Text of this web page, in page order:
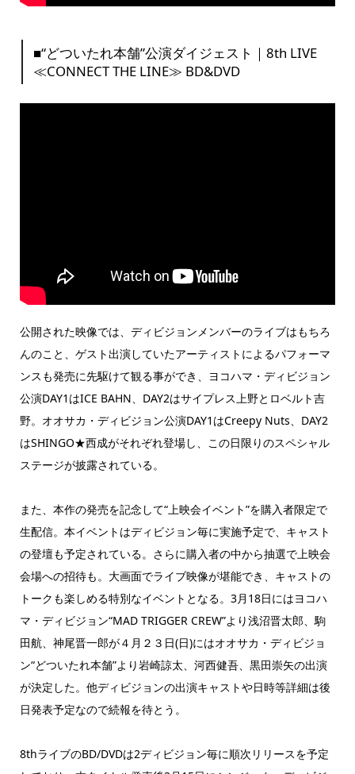
■“どついたれ本舗”公演ダイジェスト｜8th LIVE
≪CONNECT THE LINE≫ BD&DVD
公開された映像では、ディビジョンメンバーのライブはもちろ
んのこと、ゲスト出演していたアーティストによるパフォーマ
ンスも発売に先駆けて観る事ができ、ヨコハマ・ディビジョン
公演DAY1はICE BAHN、DAY2はサイプレス上野とロベルト吉
野。オオサカ・ディビジョン公演DAY1はCreepy Nuts、DAY2
はSHINGO★西成がそれぞれ登場し、この日限りのスペシャル
ステージが披露されている。
また、本作の発売を記念して“上映会イベント”を購入者限定で
生配信。本イベントはディビジョン毎に実施予定で、キャスト
の登壇も予定されている。さらに購入者の中から抽選で上映会
会場への招待も。大画面でライブ映像が堪能でき、キャストの
トークも楽しめる特別なイベントとなる。3月18日にはヨコハ
マ・ディビジョン“MAD TRIGGER CREW”より浅沼晋太郎、駒
田航、神尾晋一郎が４月２３日(日)にはオオサカ・ディビジョ
ン“どついたれ本舗”より岩崎諒太、河西健吾、黒田崇矢の出演
が決定した。他ディビジョンの出演キャストや日時等詳細は後
日発表予定なので続報を待とう。
8thライブのBD/DVDは2ディビジョン毎に順次リリースを予定